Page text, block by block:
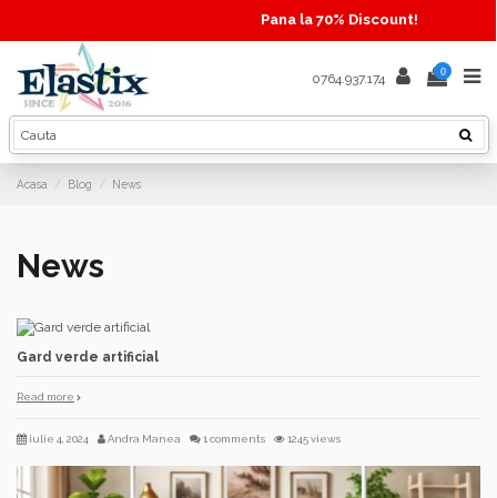
Pana la 70% Discount!
0764.937.174 0
Acasa Blog News
News
Gard verde artificial
Read more
iulie 4, 2024 Andra Manea 1 comments 1245 views